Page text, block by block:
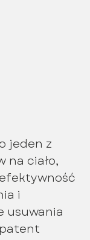
jeden z
na ciało,
i
usuwania